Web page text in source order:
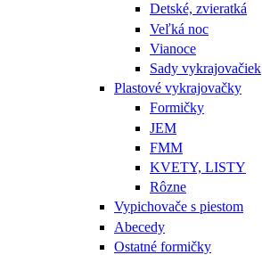
Detské, zvieratká
Veľká noc
Vianoce
Sady vykrajovačiek
Plastové vykrajovačky
Formičky
JEM
FMM
KVETY, LISTY
Rôzne
Vypichovače s piestom
Abecedy
Ostatné formičky